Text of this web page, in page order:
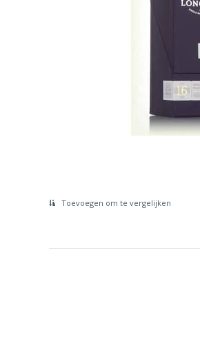
Toevoegen om te vergelijken